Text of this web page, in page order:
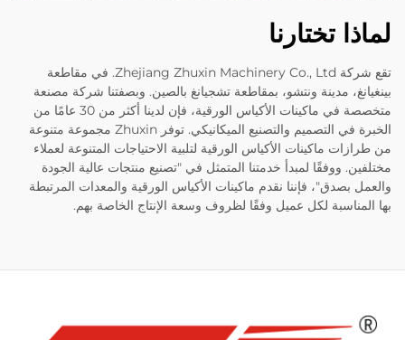
لماذا تختارنا
تقع شركة Zhejiang Zhuxin Machinery Co., Ltd. في مقاطعة
بينغيانغ، مدينة ونتشو، بمقاطعة تشجيانغ بالصين. وبصفتنا شركة مصنعة
متخصصة في ماكينات الأكياس الورقية، فإن لدينا أكثر من 30 عامًا من
الخبرة في التصميم والتصنيع الميكانيكي. توفر Zhuxin مجموعة متنوعة
من طرازات ماكينات الأكياس الورقية لتلبية الاحتياجات المتنوعة لعملاء
مختلفين. ووفقًا لمبدأ خدمتنا المتمثل في "تصنيع منتجات عالية الجودة
والعمل بصدق"، فإننا نقدم ماكينات الأكياس الورقية والمعدات المرتبطة
بها المناسبة لكل عميل وفقًا لظروف وسعة الإنتاج الخاصة بهم.